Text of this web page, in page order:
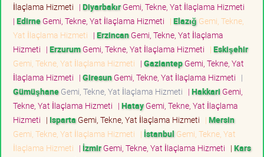
İlaçlama Hizmeti | DiyarbakırGemi, Tekne, Yat İlaçlama Hizmeti
| EdirneGemi, Tekne, Yat İlaçlama Hizmeti | Elazığ Gemi, Tekne,
Yat İlaçlama Hizmeti | ErzincanGemi, Tekne, Yat İlaçlama
Hizmeti | ErzurumGemi, Tekne, Yat İlaçlama Hizmeti | Eskişehir
Gemi, Tekne, Yat İlaçlama Hizmeti | GaziantepGemi, Tekne, Yat
İlaçlama Hizmeti | GiresunGemi, Tekne, Yat İlaçlama Hizmeti |
GümüşhaneGemi, Tekne, Yat İlaçlama Hizmeti | Hakkari Gemi,
Tekne, Yat İlaçlama Hizmeti | HatayGemi, Tekne, Yat İlaçlama
Hizmeti | Isparta Gemi, Tekne, Yat İlaçlama Hizmeti | Mersin
Gemi, Tekne, Yat İlaçlama Hizmeti | İstanbul Gemi, Tekne, Yat
İlaçlama Hizmeti | İzmirGemi, Tekne, Yat İlaçlama Hizmeti | Kars